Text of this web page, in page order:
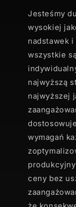
Jesteśmy
wysokiej
nadstawek
wszystkie
najwyższą
najwyższej
wymagań
ceny bez